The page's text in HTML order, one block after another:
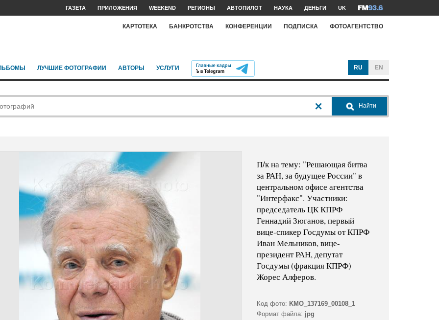
ГАЗЕТА ПРИЛОЖЕНИЯ WEEKEND РЕГИОНЫ АВТОПИЛОТ НАУКА ДЕНЬГИ UK
КАРТОТЕКА БАНКРОТСТВА КОНФЕРЕНЦИИ ПОДПИСКА ФОТОАГЕНТСТВО
ЛУЧШИЕ ФОТОГРАФИИ АВТОРЫ УСЛУГИ RU EN
Найти
П/к на тему: "Решающая битва
за РАН, за будущее России" в
центральном офисе агентства
"Интерфакс". Участники:
председатель ЦК КПРФ
Геннадий Зюганов, первый
вице-спикер Госдумы от КПРФ
Иван Мельников, вице-
президент РАН, депутат
Госдумы (фракция КПРФ)
Жорес Алферов.
Код фото: KMO_137169_00108_1
Формат файла: jpg